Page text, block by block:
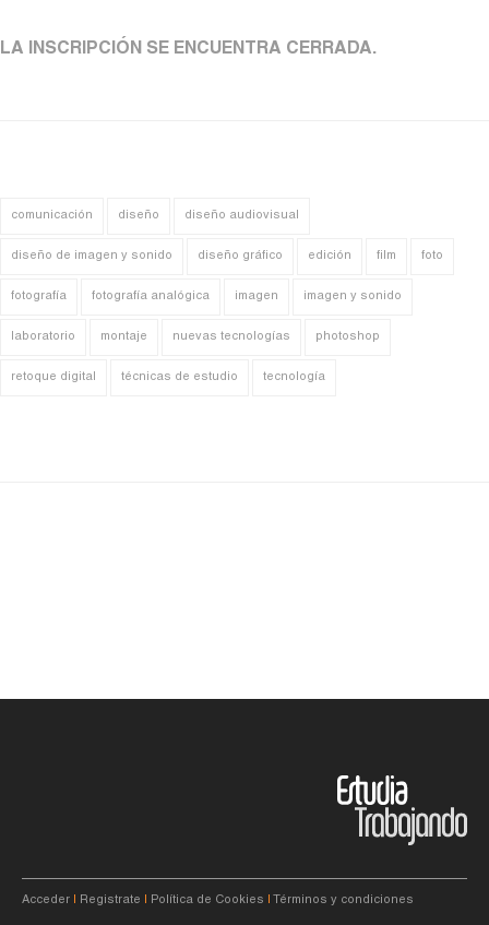
LA INSCRIPCIÓN SE ENCUENTRA CERRADA.
comunicación diseño diseño audiovisual
diseño de imagen y sonido diseño gráfico edición film foto
fotografía fotografía analógica imagen imagen y sonido
laboratorio montaje nuevas tecnologías photoshop
retoque digital técnicas de estudio tecnología
Acceder Registrate Política de Cookies Términos y condiciones